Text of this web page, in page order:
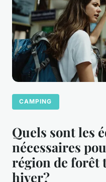
CAMPING
Quels sont les
nécessaires
région de forêt
hiver?